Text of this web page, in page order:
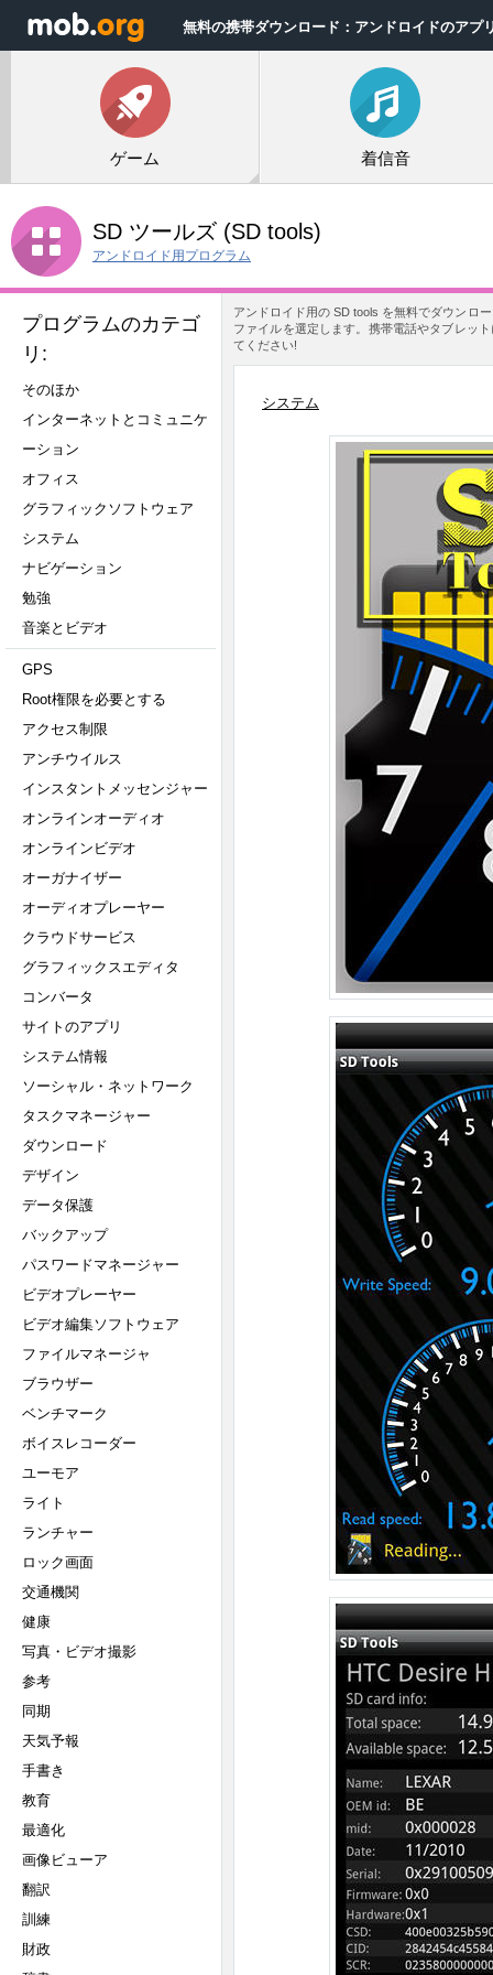
無料の携帯ダウンロード：アンドロイドのアプ
ゲーム 着信音
SD ツールズ (SD tools)
アンドロイド用プログラム
プログラムのカテゴ
リ:
そのほか
インターネットとコミュニケ
ーション
オフィス
グラフィックソフトウェア
システム
ナビゲーション
勉強
音楽とビデオ
GPS
Root権限を必要とする
アクセス制限
アンチウイルス
インスタントメッセンジャー
オンラインオーディオ
オンラインビデオ
オーガナイザー
オーディオプレーヤー
クラウドサービス
グラフィックスエディタ
コンバータ
サイトのアプリ
システム情報
ソーシャル・ネットワーク
タスクマネージャー
ダウンロード
デザイン
データ保護
バックアップ
パスワードマネージャー
ビデオプレーヤー
ビデオ編集ソフトウェア
ファイルマネージャ
ブラウザー
ベンチマーク
ボイスレコーダー
ユーモア
ライト
ランチャー
ロック画面
交通機関
健康
写真・ビデオ撮影
参考
同期
天気予報
手書き
教育
最適化
画像ビューア
翻訳
訓練
財政
アンドロイド用の SD tools を無料でダウンロ
ファイルを選定します。携帯電話やタブレッ
てください!
システム